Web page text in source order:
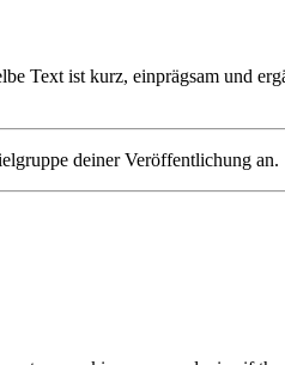
Text ist kurz, einprägsam und
deiner Veröffentlichung an.